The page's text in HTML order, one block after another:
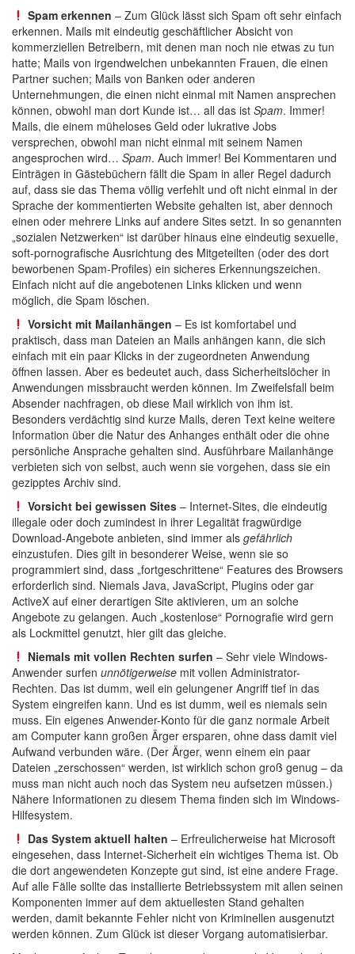
Spam erkennen – Zum Glück lässt sich Spam oft sehr einfach
erkennen. Mails mit eindeutig geschäftlicher Absicht von
kommerziellen Betreibern, mit denen man noch nie etwas zu tun
hatte; Mails von irgendwelchen unbekannten Frauen, die einen
Partner suchen; Mails von Banken oder anderen
Unternehmungen, die einen nicht einmal mit Namen ansprechen
können, obwohl man dort Kunde ist… all das ist Spam. Immer!
Mails, die einem müheloses Geld oder lukrative Jobs
versprechen, obwohl man nicht einmal mit seinem Namen
angesprochen wird… Spam. Auch immer! Bei Kommentaren und
Einträgen in Gästebüchern fällt die Spam in aller Regel dadurch
auf, dass sie das Thema völlig verfehlt und oft nicht einmal in der
Sprache der kommentierten Website gehalten ist, aber dennoch
einen oder mehrere Links auf andere Sites setzt. In so genannten
„sozialen Netzwerken“ ist darüber hinaus eine eindeutig sexuelle,
soft-pornografische Ausrichtung des Mitgeteilten (oder des dort
beworbenen Spam-Profiles) ein sicheres Erkennungszeichen.
Einfach nicht auf die angebotenen Links klicken und wenn
möglich, die Spam löschen.
Vorsicht mit Mailanhängen – Es ist komfortabel und
praktisch, dass man Dateien an Mails anhängen kann, die sich
einfach mit ein paar Klicks in der zugeordneten Anwendung
öffnen lassen. Aber es bedeutet auch, dass Sicherheitslöcher in
Anwendungen missbraucht werden können. Im Zweifelsfall beim
Absender nachfragen, ob diese Mail wirklich von ihm ist.
Besonders verdächtig sind kurze Mails, deren Text keine weitere
Information über die Natur des Anhanges enthält oder die ohne
persönliche Ansprache gehalten sind. Ausführbare Mailanhänge
verbieten sich von selbst, auch wenn sie vorgehen, dass sie ein
gezipptes Archiv sind.
Vorsicht bei gewissen Sites– Internet-Sites, die eindeutig
illegale oder doch zumindest in ihrer Legalität fragwürdige
Download-Angebote anbieten, sind immer als gefährlich
einzustufen. Dies gilt in besonderer Weise, wenn sie so
programmiert sind, dass „fortgeschrittene“ Features des Browsers
erforderlich sind. Niemals Java, JavaScript, Plugins oder gar
ActiveX auf einer derartigen Site aktivieren, um an solche
Angebote zu gelangen. Auch „kostenlose“ Pornografie wird gern
als Lockmittel genutzt, hier gilt das gleiche.
Niemals mit vollen Rechten surfen – Sehr viele Windows-
Anwender surfen unnötigerweise mit vollen Administrator-
Rechten. Das ist dumm, weil ein gelungener Angriff tief in das
System eingreifen kann. Und es ist dumm, weil es niemals sein
muss. Ein eigenes Anwender-Konto für die ganz normale Arbeit
am Computer kann großen Ärger ersparen, ohne dass damit viel
Aufwand verbunden wäre. (Der Ärger, wenn einem ein paar
Dateien „zerschossen“ werden, ist wirklich schon groß genug – da
muss man nicht auch noch das System neu aufsetzen müssen.)
Nähere Informationen zu diesem Thema finden sich im Windows-
Hilfesystem.
Das System aktuell halten – Erfreulicherweise hat Microsoft
eingesehen, dass Internet-Sicherheit ein wichtiges Thema ist. Ob
die dort angewendeten Konzepte gut sind, ist eine andere Frage.
Auf alle Fälle sollte das installierte Betriebssystem mit allen seinen
Komponenten immer auf dem aktuellesten Stand gehalten
werden, damit bekannte Fehler nicht von Kriminellen ausgenutzt
werden können. Zum Glück ist dieser Vorgang automatisierbar.